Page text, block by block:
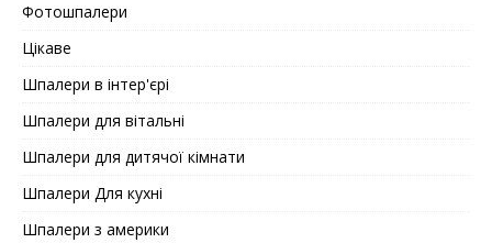
Фотошпалери
Цікаве
Шпалери в інтер'єрі
Шпалери для вітальні
Шпалери для дитячої кімнати
Шпалери Для кухні
Шпалери з америки